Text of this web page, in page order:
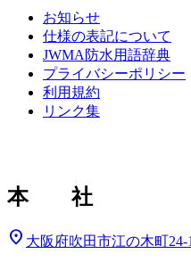
お知らせ
仕様の表記について
JWMA防水用語辞典
プライバシーポリシー
利用規約
リンク集
本 社
location_on 大阪府吹田市江の木町24-